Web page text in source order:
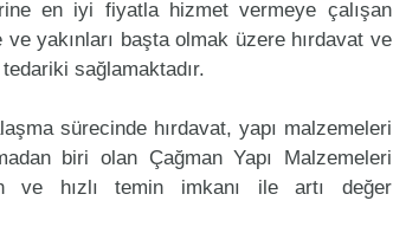
en iyi fiyatla hizmet vermeye çalışan
yakınları başta olmak üzere hırdavat ve
sağlamaktadır.
sürecinde hırdavat, yapı malzemeleri
biri olan Çağman Yapı Malzemeleri
ve hızlı temin imkanı ile artı değer